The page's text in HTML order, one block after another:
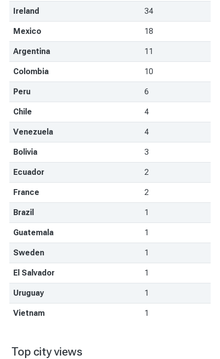
Ireland 34
Mexico 18
Argentina 11
Colombia 10
Peru 6
Chile 4
Venezuela 4
Bolivia 3
Ecuador 2
France 2
Brazil 1
Guatemala 1
Sweden 1
El Salvador 1
Uruguay 1
Vietnam 1
Top city views